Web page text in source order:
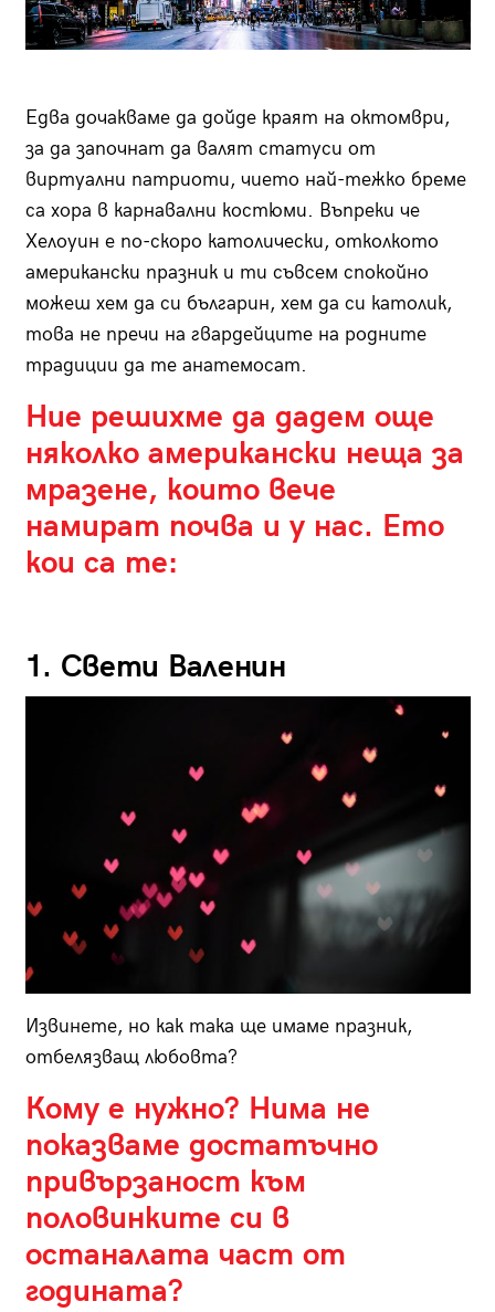
Едва дочакваме да дойде краят на октомври,
за да започнат да валят статуси от
виртуални патриоти, чието най-тежко бреме
са хора в карнавални костюми. Въпреки че
Хелоуин е по-скоро католически, отколкото
американски празник и ти съвсем спокойно
можеш хем да си българин, хем да си католик,
това не пречи на гвардейците на родните
традиции да те анатемосат.
Ние решихме да дадем още
няколко американски неща за
мразене, които вече
намират почва и у нас. Ето
кои са те:
1. Свети Валенин
Извинете, но как така ще имаме празник,
отбелязващ любовта?
Кому е нужно? Нима не
показваме достатъчно
привързаност към
половинките си в
останалата част от
годината?